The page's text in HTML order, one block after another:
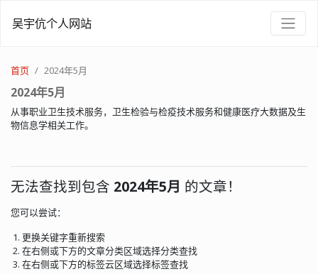
吴宇伉个人网站
首页 2024年5月
2024年5月
从事职业卫生技术服务，卫生检验与检疫技术服务和健康医疗大数据及生
物信息学相关工作。
无法查找到包含 2024年5月 的文章！
您可以尝试：
更换关键字重新搜索
在右侧或下方的文章分类区域选择分类查找
在右侧或下方的标签云区域选择标签查找